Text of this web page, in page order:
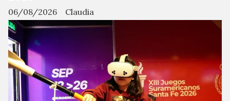
Claudia
06/08/2026